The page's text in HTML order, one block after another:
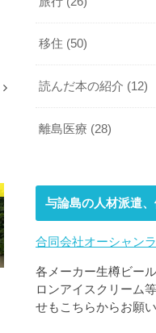
移住 (50)
読んだ本の紹介 (12)
離島医療 (28)
与論島の人材派遣
合同会社オーシャン
各メーカー生樽ビー
ロンアイスクリーム
せもこちらからお願い